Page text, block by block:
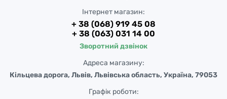
Інтернет магазин:
+ 38 (068) 919 45 08
+ 38 (063) 031 14 00
Зворотний дзвінок
Адреса магазину:
Кільцева дорога, Львів, Львівська область, Україна, 79053
Графік роботи: